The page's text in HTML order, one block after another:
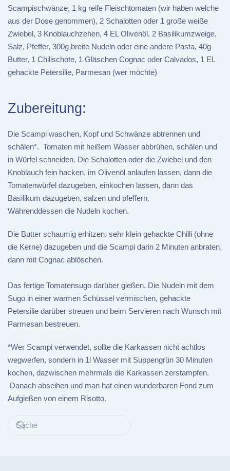
Scampischwänze, 1 kg reife Fleischtomaten (wir haben welche
aus der Dose genommen), 2 Schalotten oder 1 große weiße
Zwiebel, 3 Knoblauchzehen, 4 EL Olivenöl, 2 Basilikumzweige,
Salz, Pfeffer, 300g breite Nudeln oder eine andere Pasta, 40g
Butter, 1 Chilischote, 1 Gläschen Cognac oder Calvados, 1 EL
gehackte Petersilie, Parmesan (wer möchte)
Zubereitung:
Die Scampi waschen, Kopf und Schwänze abtrennen und
schälen*. Tomaten mit heißem Wasser abbrühen, schälen und
in Würfel schneiden. Die Schalotten oder die Zwiebel und den
Knoblauch fein hacken, im Olivenöl anlaufen lassen, dann die
Tomatenwürfel dazugeben, einkochen lassen, dann das
Basilikum dazugeben, salzen und pfeffern.
Währenddessen die Nudeln kochen.
Die Butter schaumig erhitzen, sehr klein gehackte Chilli (ohne
die Kerne) dazugeben und die Scampi darin 2 Minuten anbraten,
dann mit Cognac ablöschen.
Das fertige Tomatensugo darüber gießen. Die Nudeln mit dem
Sugo in einer warmen Schüssel vermischen, gehackte
Petersilie darüber streuen und beim Servieren nach Wunsch mit
Parmesan bestreuen.
*Wer Scampi verwendet, sollte die Karkassen nicht achtlos
wegwerfen, sondern in 1l Wasser mit Suppengrün 30 Minuten
kochen, dazwischen mehrmals die Karkassen zerstampfen.
Danach abseihen und man hat einen wunderbaren Fond zum
Aufgießen von einem Risotto.